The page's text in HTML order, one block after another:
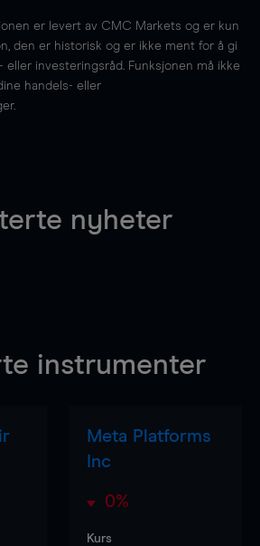
er levert av CMC Markets og er kun
den er historisk og er ikke ment for å gi
eller investeringsråd. Funksjonen må ikke
handels- eller
nyheter
instrumenter
Meta Platforms
Inc
0%
Kurs